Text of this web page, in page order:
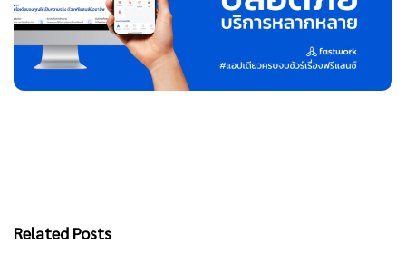
Related Posts